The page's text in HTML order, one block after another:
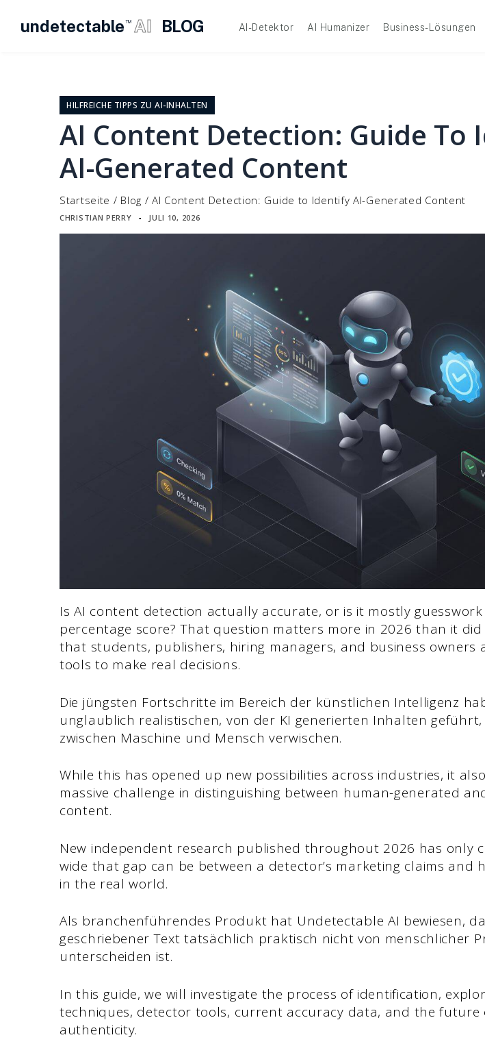
undetectable TM AI BLOG AI-Detektor AI Humanizer Business-Lösungen
HILFREICHE TIPPS ZU AI-INHALTEN
AI Content Detection: Guide To
AI-Generated Content
Startseite / Blog /AI Content Detection: Guide to Identify AI-Generated Content
CHRISTIAN PERRY ▪ JULI 10, 2026
Is AI content detection actually accurate, or is it mostly
percentage score? That question matters more in 2026 than it did
that students, publishers, hiring managers, and business owners
tools to make real decisions.
Die jüngsten Fortschritte im Bereich der künstlichen Intelligenz
unglaublich realistischen, von der KI generierten Inhalten geführt,
zwischen Maschine und Mensch verwischen.
While this has opened up new possibilities across industries, it
massive challenge in distinguishing between human-generated
content.
New independent research published throughout 2026 has only
wide that gap can be between a detector’s marketing claims and
in the real world.
Als branchenführendes Produkt hat Undetectable AI bewiesen,
geschriebener Text tatsächlich praktisch nicht von menschlicher
unterscheiden ist.
In this guide, we will investigate the process of identification,
techniques, detector tools, current accuracy data, and the
authenticity.